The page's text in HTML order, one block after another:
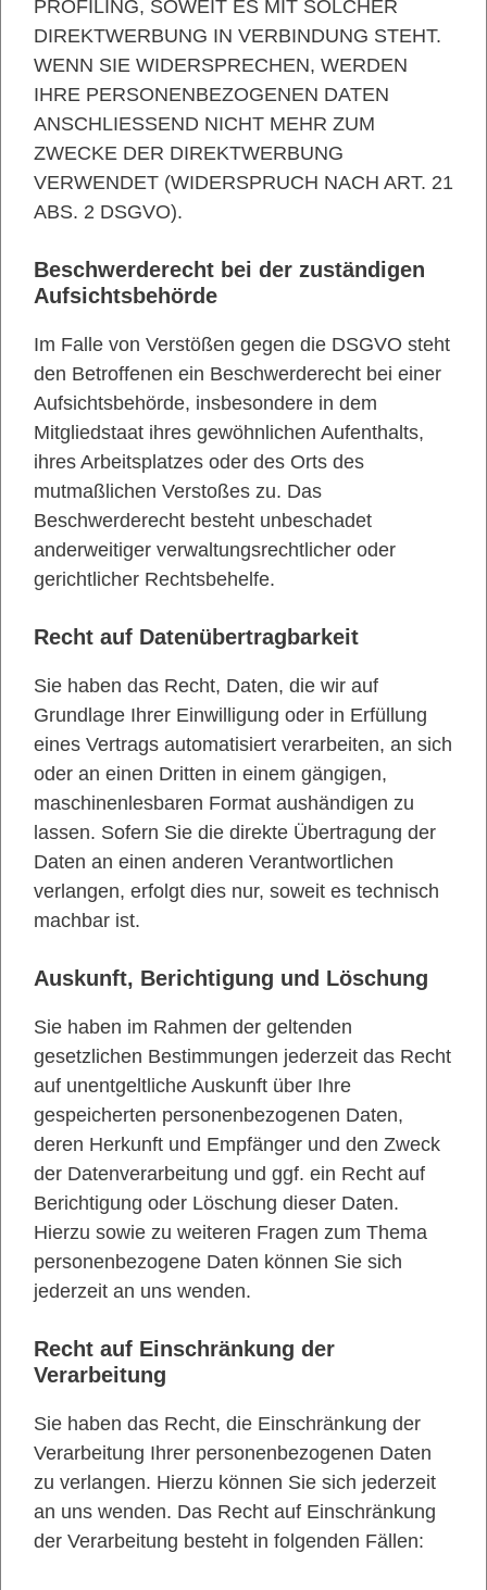
PROFILING, SOWEIT ES MIT SOLCHER
DIREKTWERBUNG IN VERBINDUNG STEHT.
WENN SIE WIDERSPRECHEN, WERDEN
IHRE PERSONENBEZOGENEN DATEN
ANSCHLIESSEND NICHT MEHR ZUM
ZWECKE DER DIREKTWERBUNG
VERWENDET (WIDERSPRUCH NACH ART. 21
ABS. 2 DSGVO).
Beschwerde­recht bei der zuständigen
Aufsichts­behörde
Im Falle von Verstößen gegen die DSGVO steht
den Betroffenen ein Beschwerderecht bei einer
Aufsichtsbehörde, insbesondere in dem
Mitgliedstaat ihres gewöhnlichen Aufenthalts,
ihres Arbeitsplatzes oder des Orts des
mutmaßlichen Verstoßes zu. Das
Beschwerderecht besteht unbeschadet
anderweitiger verwaltungsrechtlicher oder
gerichtlicher Rechtsbehelfe.
Recht auf Daten­übertrag­barkeit
Sie haben das Recht, Daten, die wir auf
Grundlage Ihrer Einwilligung oder in Erfüllung
eines Vertrags automatisiert verarbeiten, an sich
oder an einen Dritten in einem gängigen,
maschinenlesbaren Format aushändigen zu
lassen. Sofern Sie die direkte Übertragung der
Daten an einen anderen Verantwortlichen
verlangen, erfolgt dies nur, soweit es technisch
machbar ist.
Auskunft, Berichtigung und Löschung
Sie haben im Rahmen der geltenden
gesetzlichen Bestimmungen jederzeit das Recht
auf unentgeltliche Auskunft über Ihre
gespeicherten personenbezogenen Daten,
deren Herkunft und Empfänger und den Zweck
der Datenverarbeitung und ggf. ein Recht auf
Berichtigung oder Löschung dieser Daten.
Hierzu sowie zu weiteren Fragen zum Thema
personenbezogene Daten können Sie sich
jederzeit an uns wenden.
Recht auf Einschränkung der
Verarbeitung
Sie haben das Recht, die Einschränkung der
Verarbeitung Ihrer personenbezogenen Daten
zu verlangen. Hierzu können Sie sich jederzeit
an uns wenden. Das Recht auf Einschränkung
der Verarbeitung besteht in folgenden Fällen: